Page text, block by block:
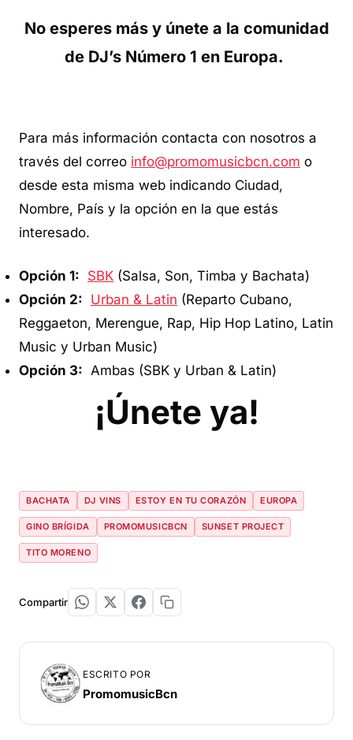
No esperes más y únete a la comunidad
de DJ’s Número 1 en Europa.
Para más información contacta con nosotros a
través del correo info@promomusicbcn.com o
desde esta misma web indicando Ciudad,
Nombre, País y la opción en la que estás
interesado.
Opción 1: SBK (Salsa, Son, Timba y Bachata)
Opción 2: Urban & Latin (Reparto Cubano,
Reggaeton, Merengue, Rap, Hip Hop Latino, Latin
Music y Urban Music)
Opción 3: Ambas (SBK y Urban & Latin)
¡Únete ya!
BACHATA DJ VINS ESTOY EN TU CORAZÓN EUROPA
GINO BRÍGIDA PROMOMUSICBCN SUNSET PROJECT
TITO MORENO
Compartir
ESCRITO POR
PromomusicBcn